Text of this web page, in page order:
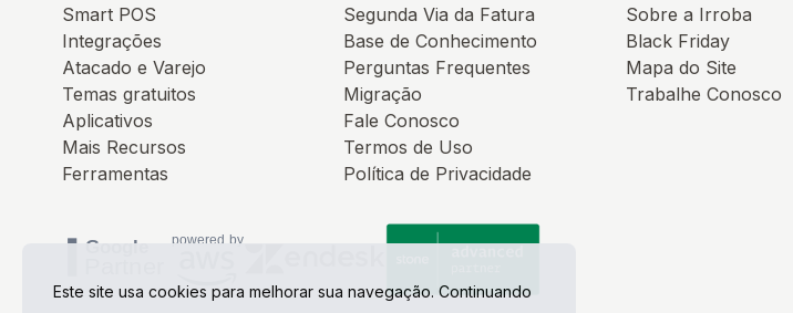
Smart POS
Integrações
Atacado e Varejo
Temas gratuitos
Aplicativos
Mais Recursos
Ferramentas
Segunda Via da Fatura
Base de Conhecimento
Perguntas Frequentes
Migração
Fale Conosco
Termos de Uso
Política de Privacidade
Sobre a Irroba
Black Friday
Mapa do Site
Trabalhe Conosco
Este site usa cookies para melhorar sua navegação. Continuando